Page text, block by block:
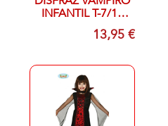
INFANTIL T-7/12
MESES13,95 €